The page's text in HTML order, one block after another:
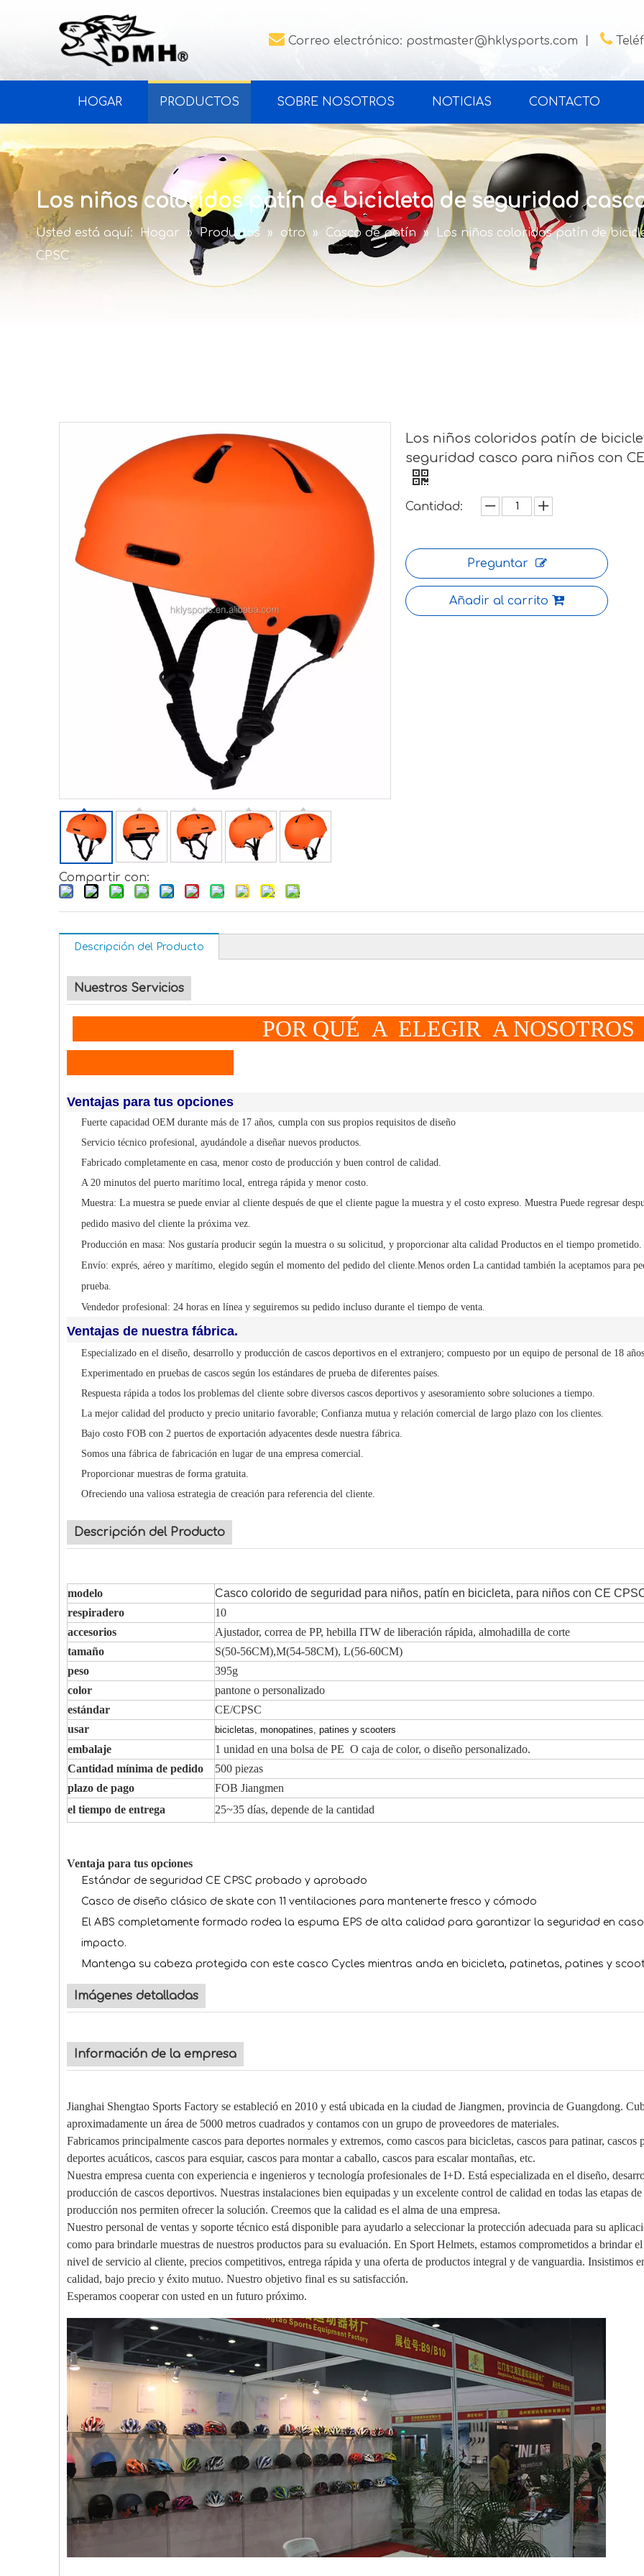
 Correo electrónico: postmaster@hklysports.com 
HOGAR PRODUCTOS SOBRE NOSOTROS NOTICIAS CONTACTO
Los niños coloridos patín de bicicleta de seguridad
Usted está aquí: Hogar » Productos » otro » Casco de patín »
Los niños coloridos patín de
CPSC
Compartir con:
Los niños coloridos patín de
seguridad casco para niños con CE
Cantidad:
Preguntar
Añadir al carrito
Descripción del Producto
Nuestros Servicios
POR QUÉ A ELEGIR A NOSOTROS
Ventajas para tus opciones
Fuerte capacidad OEM durante más de 17 años, cumpla con sus propios requisitos de diseño
Servicio técnico profesional, ayudándole a diseñar nuevos productos.
Fabricado completamente en casa, menor costo de producción y buen control de calidad.
A 20 minutos del puerto marítimo local, entrega rápida y menor costo.
Muestra: La muestra se puede enviar al cliente después de que el cliente pague la muestra y el costo expreso. Muestra Puede regresar
pedido masivo del cliente la próxima vez.
Producción en masa: Nos gustaría producir según la muestra o su solicitud, y proporcionar alta calidad Productos en el tiempo prometido.
Envío: exprés, aéreo y marítimo, elegido según el momento del pedido del cliente.Menos orden La cantidad también la aceptamos para
prueba.
Vendedor profesional: 24 horas en línea y seguiremos su pedido incluso durante el tiempo de venta.
Ventajas de nuestra fábrica.
Especializado en el diseño, desarrollo y producción de cascos deportivos en el extranjero; compuesto por un equipo de personal de 18
Experimentado en pruebas de cascos según los estándares de prueba de diferentes países.
Respuesta rápida a todos los problemas del cliente sobre diversos cascos deportivos y asesoramiento sobre soluciones a tiempo.
La mejor calidad del producto y precio unitario favorable; Confianza mutua y relación comercial de largo plazo con los clientes.
Bajo costo FOB con 2 puertos de exportación adyacentes desde nuestra fábrica.
Somos una fábrica de fabricación en lugar de una empresa comercial.
Proporcionar muestras de forma gratuita.
Ofreciendo una valiosa estrategia de creación para referencia del cliente.
Descripción del Producto
modelo
Casco colorido de seguridad para niños, patín en bicicleta, para niños con CE
respiradero
10
accesorios
Ajustador, correa de PP, hebilla ITW de liberación rápida, almohadilla de corte
tamaño
S(50-56CM),M(54-58CM), L(56-60CM)
peso
395g
color
pantone o personalizado
estándar
CE/CPSC
usar
bicicletas, monopatines, patines y scooters
embalaje
1 unidad en una bolsa de PE O caja de color, o diseño personalizado.
Cantidad mínima de pedido
500 piezas
plazo de pago
FOB Jiangmen
el tiempo de entrega
25~35 días, depende de la cantidad
Ventaja para tus opciones
Estándar de seguridad CE CPSC probado y aprobado
Casco de diseño clásico de skate con 11 ventilaciones para mantenerte fresco y cómodo
El ABS completamente formado rodea la espuma EPS de alta calidad para garantizar la seguridad en
impacto.
Mantenga su cabeza protegida con este casco Cycles mientras anda en bicicleta, patinetas, patines y
Imágenes detalladas
Información de la empresa
Jianghai Shengtao Sports Factory se estableció en 2010 y está ubicada en la ciudad de Jiangmen, provincia de Guangdong.
aproximadamente un área de 5000 metros cuadrados y contamos con un grupo de proveedores de materiales.
Fabricamos principalmente cascos para deportes normales y extremos, como cascos para bicicletas, cascos para patinar, cascos
deportes acuáticos, cascos para esquiar, cascos para montar a caballo, cascos para escalar montañas, etc.
Nuestra empresa cuenta con experiencia e ingenieros y tecnología profesionales de I+D. Está especializada en el diseño,
producción de cascos deportivos. Nuestras instalaciones bien equipadas y un excelente control de calidad en todas las etapas de
producción nos permiten ofrecer la solución. Creemos que la calidad es el alma de una empresa.
Nuestro personal de ventas y soporte técnico está disponible para ayudarlo a seleccionar la protección adecuada para su
como para brindarle muestras de nuestros productos para su evaluación. En Sport Helmets, estamos comprometidos a brindar
nivel de servicio al cliente, precios competitivos, entrega rápida y una oferta de productos integral y de vanguardia. Insistimos
calidad, bajo precio y éxito mutuo. Nuestro objetivo final es su satisfacción.
Esperamos cooperar con usted en un futuro próximo.